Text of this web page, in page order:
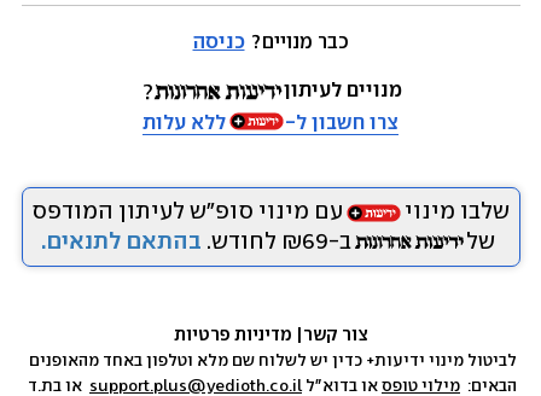
כבר מנויים? כניסה
מנויים לעיתון
צרו חשבון ל-
ללא עלות
שלבו מינוי
עם מינוי סופ״ש לעיתון המודפס
של
ב-₪69 לחודש. בהתאם לתנאים.
צור קשר
הבאים: מילוי טופס או בדוא״ל support.plus@yedioth.co.il